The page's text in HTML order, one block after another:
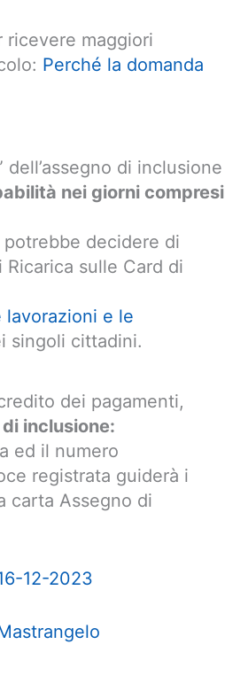
ricevere maggiori
Perché la domanda
di inclusione
nei giorni compresi
potrebbe decidere di
sulle Card di
e le
singoli cittadini.
dei pagamenti,
di inclusione:
ed il numero
registrata guiderà i
carta Assegno di
12-2023